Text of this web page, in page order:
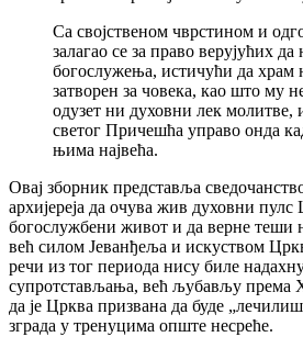
Са својственом чврстином и
залагао се за право верујућих
богослужења, истичући да храм
затворен за човека, као што му
одузет ни духовни лек молитве,
светог Причешћа управо онда
њима највећа.
Овај зборник представља
архијереја да очува жив духовни
богослужбени живот и да верне теши
већ силом Јеванђеља и искуством
речи из тог периода нису биле
супротстављања, већ љубављу према
да је Црква призвана да буде
зграда у тренуцима опште несреће.